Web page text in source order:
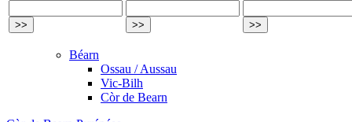
Béarn
Ossau / Aussau
Vic-Bilh
Còr de Bearn